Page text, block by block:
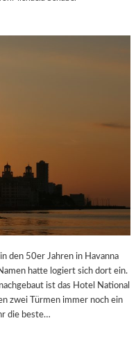
den 50er Jahren in Havanna
hatte logiert sich dort ein.
ist das Hotel National
zwei Türmen immer noch ein
die beste…